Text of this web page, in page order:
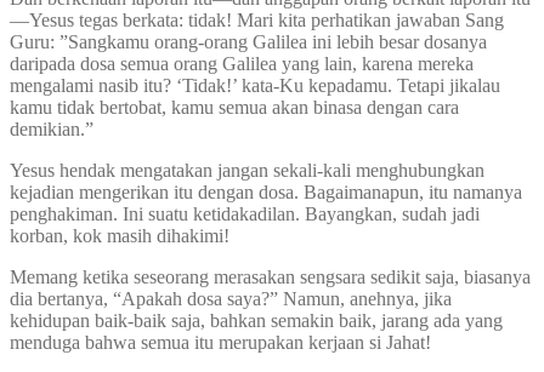
—Yesus tegas berkata: tidak! Mari kita perhatikan jawaban Sang
Guru: ”Sangkamu orang-orang Galilea ini lebih besar dosanya
daripada dosa semua orang Galilea yang lain, karena mereka
mengalami nasib itu? ‘Tidak!’ kata-Ku kepadamu. Tetapi jikalau
kamu tidak bertobat, kamu semua akan binasa dengan cara
demikian.”
Yesus hendak mengatakan jangan sekali-kali menghubungkan
kejadian mengerikan itu dengan dosa. Bagaimanapun, itu namanya
penghakiman. Ini suatu ketidakadilan. Bayangkan, sudah jadi
korban, kok masih dihakimi!
Memang ketika seseorang merasakan sengsara sedikit saja, biasanya
dia bertanya, “Apakah dosa saya?” Namun, anehnya, jika
kehidupan baik-baik saja, bahkan semakin baik, jarang ada yang
menduga bahwa semua itu merupakan kerjaan si Jahat!